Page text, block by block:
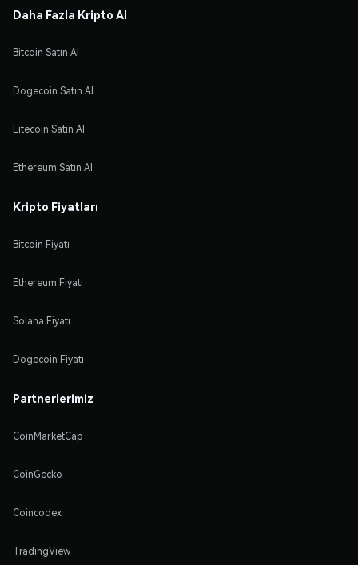
Daha Fazla Kripto Al
Bitcoin Satın Al
Dogecoin Satın Al
Litecoin Satın Al
Ethereum Satın Al
Kripto Fiyatları
Bitcoin Fiyatı
Ethereum Fiyatı
Solana Fiyatı
Dogecoin Fiyatı
Partnerlerimiz
CoinMarketCap
CoinGecko
Coincodex
TradingView